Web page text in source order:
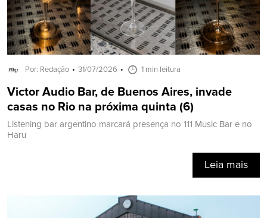
Por: Redação 31/07/2026 1 min leitura
Victor Audio Bar, de Buenos Aires, invade
casas no Rio na próxima quinta (6)
Listening bar argentino marcará presença no 111 Music Bar e no
Haru
Leia mais